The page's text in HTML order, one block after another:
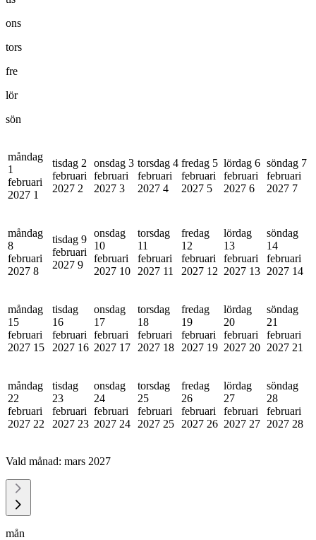
ons
tors
fre
lör
sön
måndag
1
februari
2027 1
tisdag 2
februari
2027 2
onsdag 3
februari
2027 3
torsdag 4
februari
2027 4
fredag 5
februari
2027 5
lördag 6
februari
2027 6
söndag 7
februari
2027 7
måndag
8
februari
2027 8
tisdag 9
februari
2027 9
onsdag
10
februari
2027 10
torsdag
11
februari
2027 11
fredag
12
februari
2027 12
lördag
13
februari
2027 13
söndag
14
februari
2027 14
måndag
15
februari
2027 15
tisdag
16
februari
2027 16
onsdag
17
februari
2027 17
torsdag
18
februari
2027 18
fredag
19
februari
2027 19
lördag
20
februari
2027 20
söndag
21
februari
2027 21
måndag
22
februari
2027 22
tisdag
23
februari
2027 23
onsdag
24
februari
2027 24
torsdag
25
februari
2027 25
fredag
26
februari
2027 26
lördag
27
februari
2027 27
söndag
28
februari
2027 28
Vald månad: mars 2027
mån